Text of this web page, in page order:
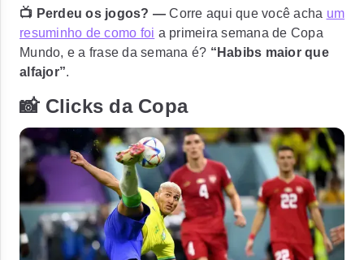
📺 Perdeu os jogos? —Corre aqui que você acha um
resuminho de como foi a primeira semana de Copa
Mundo, e a frase da semana é? “Habibs maior que
alfajor”.
📸 Clicks da Copa